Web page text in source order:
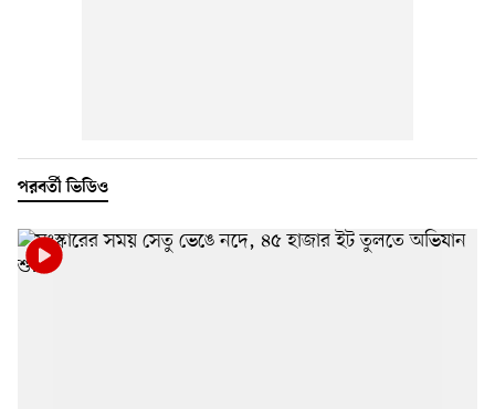
পরবর্তী ভিডিও